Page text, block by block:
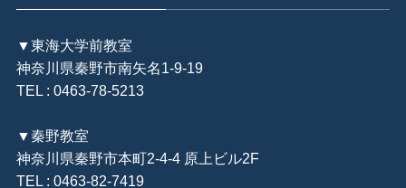
▼東海大学前教室
神奈川県秦野市南矢名1-9-19
TEL : 0463-78-5213
▼秦野教室
神奈川県秦野市本町2-4-4 原上ビル2F
TEL : 0463-82-7419